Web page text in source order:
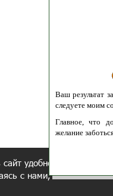
Ваш результат
следуете моим
Главное, что
желание заботься о
удобнее,
с нами, вы